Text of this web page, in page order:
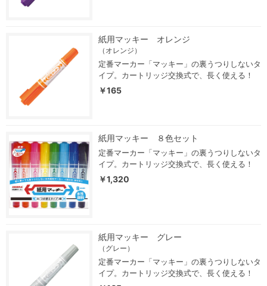
紙用マッキー オレンジ
（オレンジ）
定番マーカー「マッキー」の裏うつりしないタ
イプ。カートリッジ交換式で、長く使える！
￥165
紙用マッキー ８色セット
定番マーカー「マッキー」の裏うつりしないタ
イプ。カートリッジ交換式で、長く使える！
￥1,320
紙用マッキー グレー
（グレー）
定番マーカー「マッキー」の裏うつりしないタ
イプ。カートリッジ交換式で、長く使える！